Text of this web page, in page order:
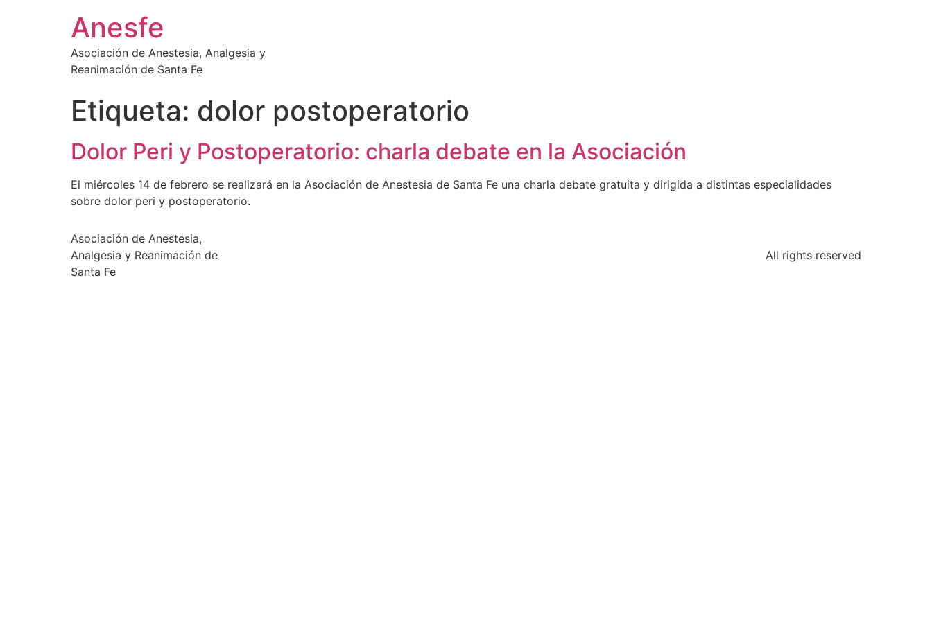
Anesfe
Asociación de Anestesia, Analgesia y
Reanimación de Santa Fe
Etiqueta: dolor postoperatorio
Dolor Peri y Postoperatorio: charla debate en la Asociación
El miércoles 14 de febrero se realizará en la Asociación de Anestesia de Santa Fe una charla debate gratuita y dirigida a distintas especialidades
sobre dolor peri y postoperatorio.
Asociación de Anestesia,
Analgesia y Reanimación de
Santa Fe
All rights reserved